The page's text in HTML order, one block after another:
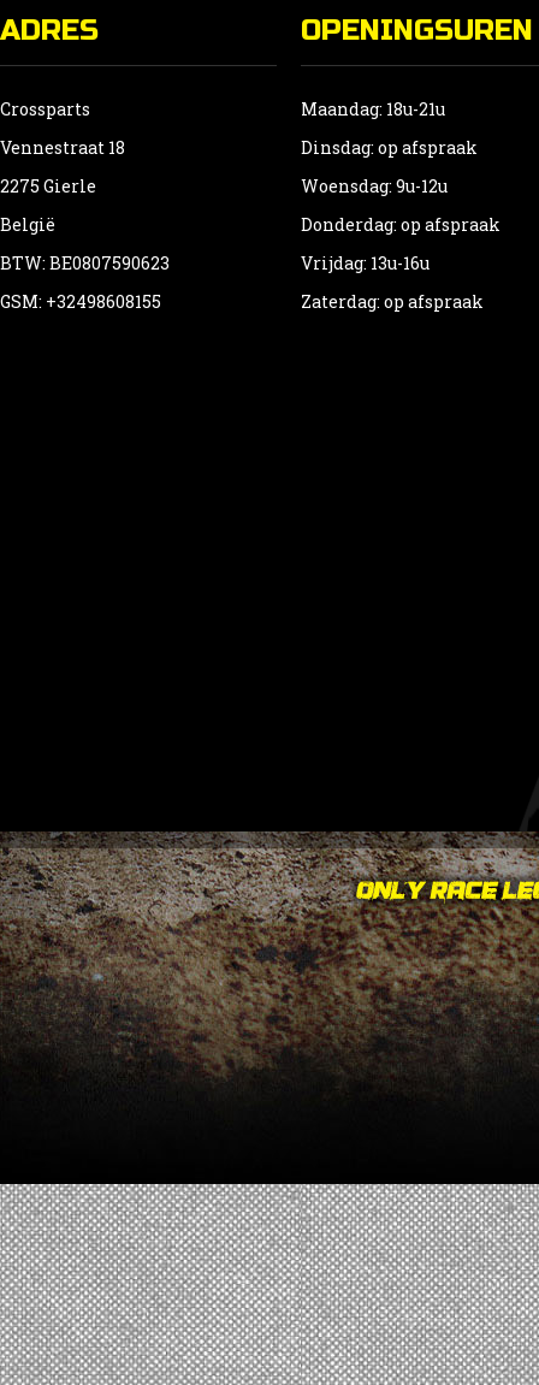
ADRES
Crossparts
Vennestraat 18
2275 Gierle
België
BTW: BE0807590623
GSM: +32498608155
OPENINGSUREN
Maandag: 18u-21u
Dinsdag: op afspraak
Woensdag: 9u-12u
Donderdag: op afspraak
Vrijdag: 13u-16u
Zaterdag: op afspraak